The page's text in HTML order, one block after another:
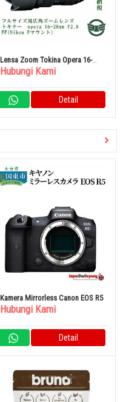
Lensa Zoom Tokina Opera 16-
28mm F2.8 FF (Nikon F Mount)
Hubungi Kami
Detail
Kamera Mirrorless Canon EOS R5
Hubungi Kami
Detail